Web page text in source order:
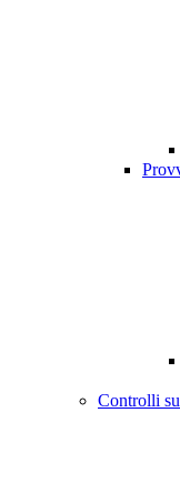
Controlli